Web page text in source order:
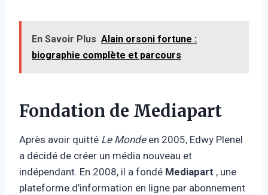
En Savoir Plus Alain orsoni fortune :
biographie complète et parcours
Fondation de Mediapart
Après avoir quitté Le Mondeen 2005, Edwy Plenel
a décidé de créer un média nouveau et
indépendant. En 2008, il a fondé Mediapart , une
plateforme d’information en ligne par abonnement